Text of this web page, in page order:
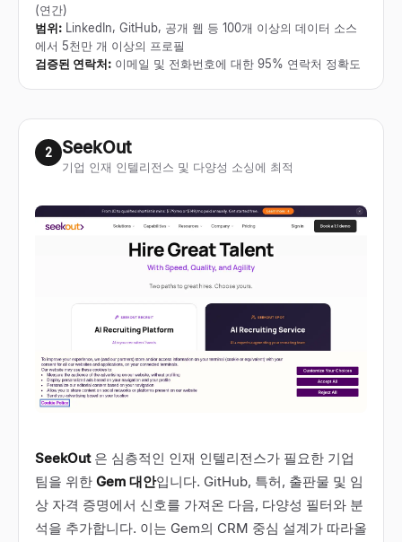
(연간)
범위: LinkedIn, GitHub, 공개 웹 등 100개 이상의 데이터 소스
에서 5천만 개 이상의 프로필
검증된 연락처: 이메일 및 전화번호에 대한 95% 연락처 정확도
2 SeekOut
기업 인재 인텔리전스 및 다양성 소싱에 최적
SeekOut 은 심층적인 인재 인텔리전스가 필요한 기업
팀을 위한 Gem 대안입니다. GitHub, 특허, 출판물 및 임
상 자격 증명에서 신호를 가져온 다음, 다양성 필터와 분
석을 추가합니다. 이는 Gem의 CRM 중심 설계가 따라올